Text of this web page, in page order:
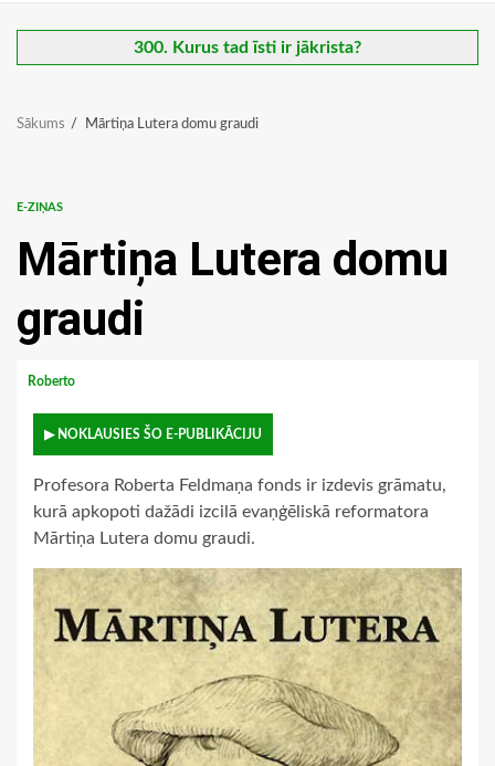
300. Kurus tad īsti ir jākrista?
Sākums Mārtiņa Lutera domu graudi
E-ZIŅAS
Mārtiņa Lutera domu
graudi
Roberto
▶ NOKLAUSIES ŠO E-PUBLIKĀCIJU
Profesora Roberta Feldmaņa fonds ir izdevis grāmatu,
kurā apkopoti dažādi izcilā evaņģēliskā reformatora
Mārtiņa Lutera domu graudi.